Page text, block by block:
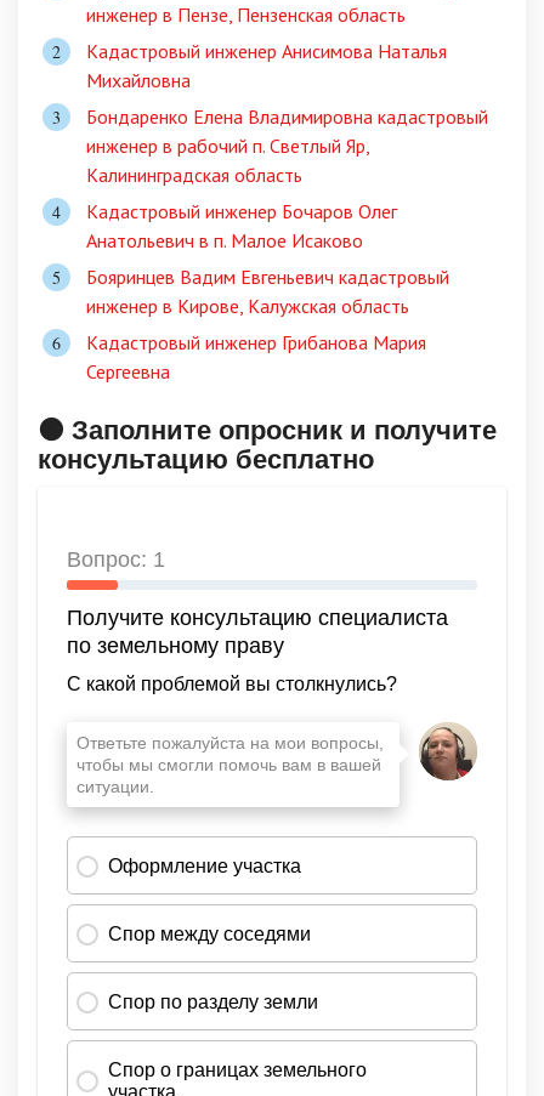
инженер в Пензе, Пензенская область
Кадастровый инженер Анисимова Наталья
Михайловна
Бондаренко Елена Владимировна кадастровый
инженер в рабочий п. Светлый Яр,
Калининградская область
Кадастровый инженер Бочаров Олег
Анатольевич в п. Малое Исаково
Бояринцев Вадим Евгеньевич кадастровый
инженер в Кирове, Калужская область
Кадастровый инженер Грибанова Мария
Сергеевна
🟠 Заполните опросник и получите
консультацию бесплатно